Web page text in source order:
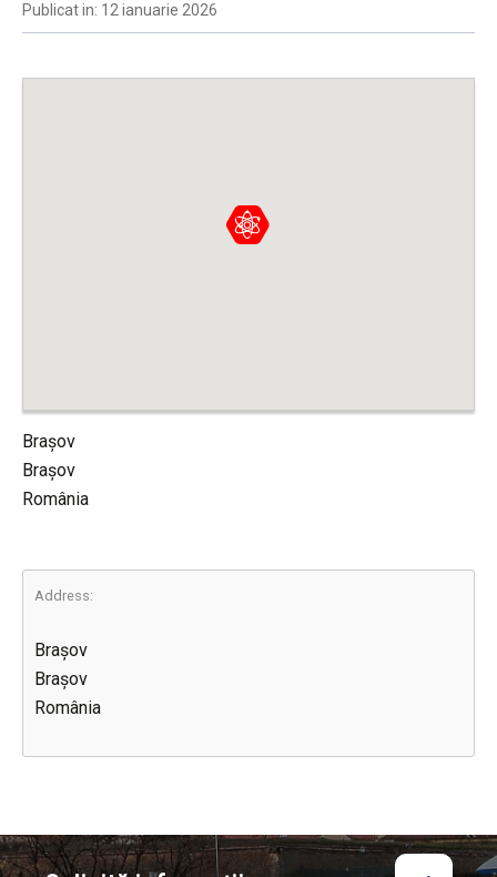
Publicat in: 12 ianuarie 2026
Brașov
Brașov
România
Address:
Brașov
Brașov
România